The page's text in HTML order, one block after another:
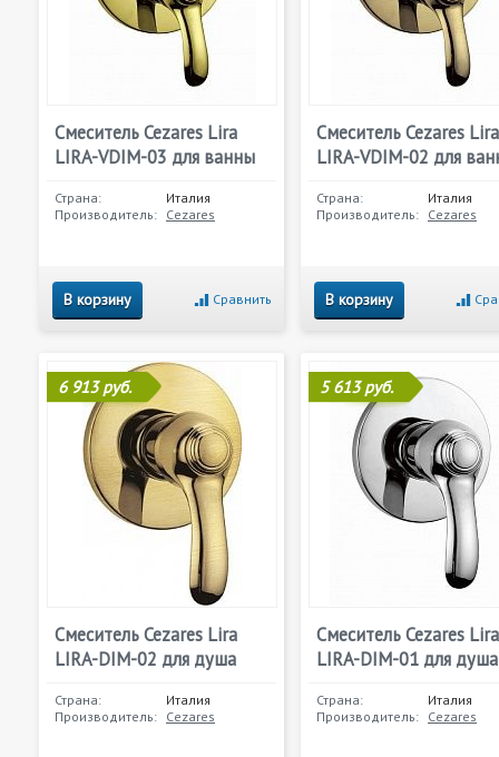
Смеситель Cezares Lira
LIRA-VDIM-03 для ванны
Страна:
Италия
Производитель: Cezares
В корзину Сравнить
Смеситель Cezares Lira
LIRA-VDIM-02 для
Страна:
Италия
Производитель: Cezares
В корзину
6 913 руб.
Смеситель Cezares Lira
LIRA-DIM-02 для душа
Страна:
Италия
Производитель: Cezares
5 613 руб.
Смеситель Cezares Lira
LIRA-DIM-01 для душа
Страна:
Италия
Производитель: Cezares